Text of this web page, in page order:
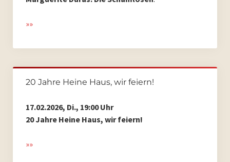
»»
20 Jahre Heine Haus, wir feiern!
17.02.2026, Di., 19:00 Uhr
20 Jahre Heine Haus, wir feiern!
»»